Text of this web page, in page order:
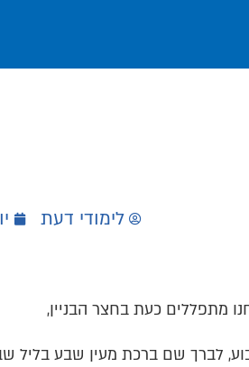
לימודי דעת
מתפללים כעת בחצר הבניין,
לברך שם ברכת מעין שבע בליל